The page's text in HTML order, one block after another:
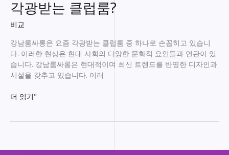
각광받는 클럽룸?
비교
강남룸싸롱은 요즘 각광받는 클럽룸 중 하나로 손꼽히고 있습니
다. 이러한 현상은 현대 사회의 다양한 문화적 요인들과 연관이 있
습니다. 강남룸싸롱은 현대적이며 최신 트렌드를 반영한 디자인과
시설을 갖추고 있습니다. 이러
강
현
더 읽기"